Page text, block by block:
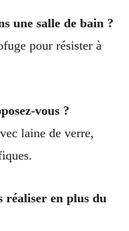
une salle de bain ?
pour résister à
vous ?
laine de verre,
réaliser en plus du